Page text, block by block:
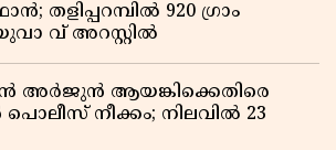
തളിപ്പറമ്പിൽ 920 ഗ്രാം
വ് അറസ്റ്റിൽ
അർജുൻ ആയങ്കിക്കെതിരെ
നീക്കം; നിലവിൽ 23